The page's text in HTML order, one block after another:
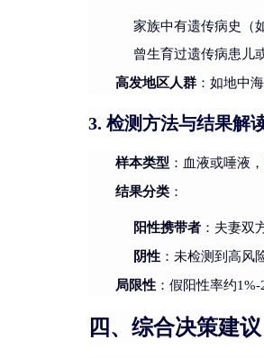
家族中有遗传病史（
曾生育过遗传病患儿
高发地区人群 ：如地中
3. 检测方法与结果解
样本类型 ：血液或唾液
结果分类 ：
阳性携带者 ：夫妻双
阴性 ：未检测到高风
局限性 ：假阳性率约
四、综合决策建